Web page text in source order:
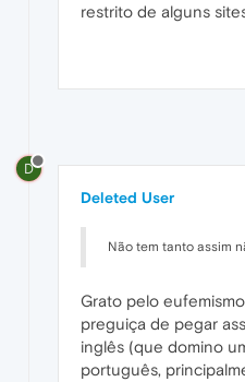
restrito de alguns
D
Deleted User
Não tem tanto assim
Grato pelo
preguiça de pegar
inglês (que domino
português,